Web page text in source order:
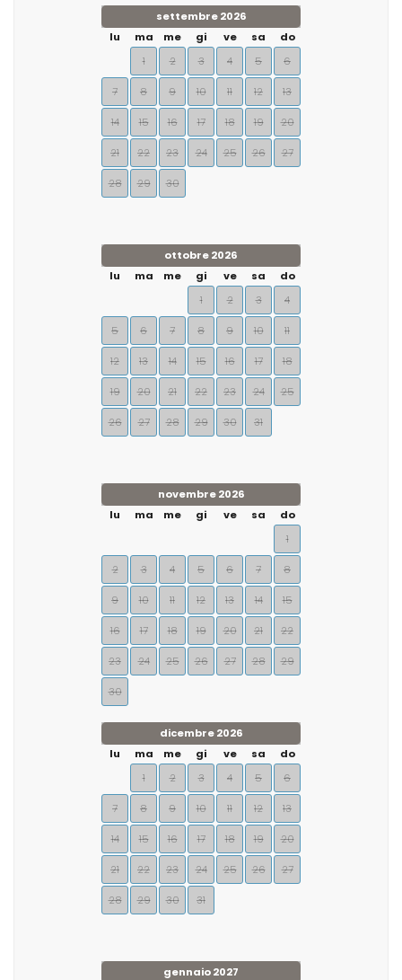
settembre 2026
lu
ma me gi ve sa
do
1
2 3 4 5 6
7 8 9 10 11 12 13
14 15 16 17 18 19 20
21 22 23 24 25 26 27
28 29 30
ottobre 2026
lu
ma me gi ve sa
do
1
2 3 4
5 6 7 8 9 10 11
12 13 14 15 16 17 18
19 20 21 22 23 24 25
26 27 28 29 30 31
novembre 2026
lu
ma me gi ve sa
do
1
2 3 4 5 6 7 8
9 10 11 12 13 14 15
16 17 18 19 20 21 22
23 24 25 26 27 28 29
30
dicembre 2026
lu
ma me gi ve sa
do
1
2 3 4 5 6
7 8 9 10 11 12 13
14 15 16 17 18 19 20
21 22 23 24 25 26 27
28 29 30 31
gennaio 2027